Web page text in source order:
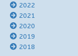
2022
2021
2020
2019
2018